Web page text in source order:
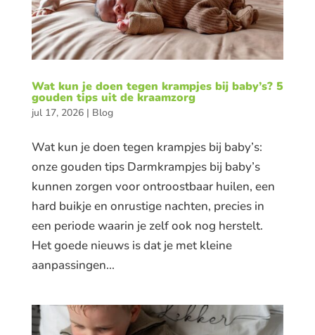
Wat kun je doen tegen krampjes bij baby’s? 5
gouden tips uit de kraamzorg
jul 17, 2026| Blog
Wat kun je doen tegen krampjes bij baby’s:
onze gouden tips Darmkrampjes bij baby’s
kunnen zorgen voor ontroostbaar huilen, een
hard buikje en onrustige nachten, precies in
een periode waarin je zelf ook nog herstelt.
Het goede nieuws is dat je met kleine
aanpassingen...